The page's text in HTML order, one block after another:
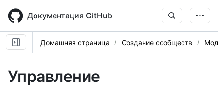
main
content
Документация GitHub
Домашняя страница Создание сообществ
Управление